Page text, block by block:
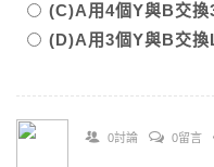
(C)A用4個Y與B交換
(D)A用3個Y與B交換
0討論 0留言